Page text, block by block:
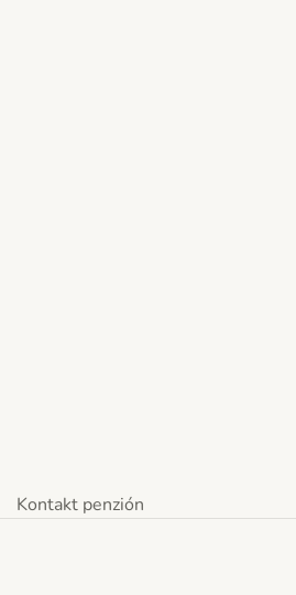
Kontakt penzión